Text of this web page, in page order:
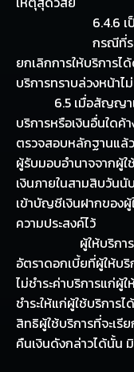
6.4.6 เป็นการ
กรณีที่ระบุในข้อ
ยกเลิกการให้บริการ
บริการทราบล่วงหน้าไ
6.5 เมื่อสัญญาเลิ
บริการหรือเงินอื่นใดค้
ตรวจสอบหลักฐานแล้
ผู้รับมอบอำนาจจากผู้ใ
เงินภายในสามสิบวัน
เข้าบัญชีเงินฝากของ
ความประสงค์ไว้
ผู้ให้บริการมีหน้า
อัตราดอกเบี้ยที่ผู้ให้บ
ไม่ชำระค่าบริการแก่ผู้
ชำระให้แก่ผู้ใช้บริการ
สิทธิผู้ใช้บริการที่จะเรี
คืนเงินดังกล่าวได้นั้น